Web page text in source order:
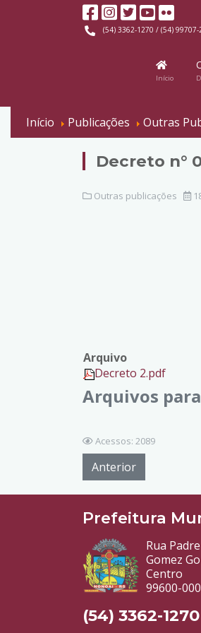
(54) 3362-1270 / (54) 99707-
Início
Início Publicações Outras
Decreto n°
Outras publicações
Arquivos
Arquivo
Decreto 2.pdf
Acessos: 2089
Anterior
Prefeitura
Rua
Gomez
Centro
99600-
(54) 3362-1270